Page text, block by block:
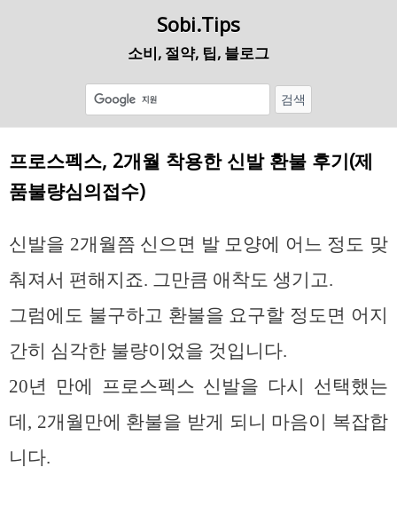
Sobi.Tips
소비, 절약, 팁, 블로그
프로스펙스, 2개월 착용한 신발 환불 후기(제
품불량심의접수)
신발을 2개월쯤 신으면 발 모양에 어느 정도 맞
춰져서 편해지죠. 그만큼 애착도 생기고.
그럼에도 불구하고 환불을 요구할 정도면 어지
간히 심각한 불량이었을 것입니다.
20년 만에 프로스펙스 신발을 다시 선택했는
데, 2개월만에 환불을 받게 되니 마음이 복잡합
니다.